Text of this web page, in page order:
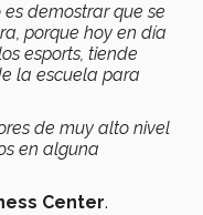
demostrar que se
porque hoy en día
esports, tiende
la escuela para
de muy alto nivel
en alguna
Center.